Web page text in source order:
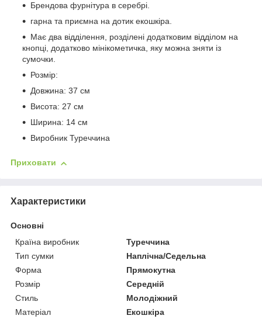
Брендова фурнітура в серебрі.
гарна та приємна на дотик екошкіра.
Має два відділення, розділені додатковим відділом на
кнопці, додатково мінікометичка, яку можна зняти із
сумочки.
Розмір:
Довжина: 37 см
Висота: 27 см
Ширина: 14 см
Виробник Туреччина
Приховати
Характеристики
Основні
Країна виробник
Туреччина
Тип сумки
Наплічна/Седельна
Форма
Прямокутна
Розмір
Середній
Стиль
Молодіжний
Матеріал
Екошкіра